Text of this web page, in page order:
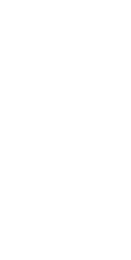
ค่าที่กำหนดไว้ล่วงหน้
v2/core
อบกับ Logto
go/v2/client